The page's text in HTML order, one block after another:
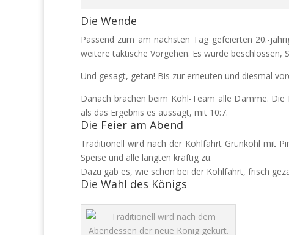
Die Wende
Passend zum am nächsten Tag gefeierten 20.-
weitere taktische Vorgehen. Es wurde beschlossen,
Und gesagt, getan! Bis zur erneuten und diesmal
Danach brachen beim Kohl-Team alle Dämme.
als das Ergebnis es aussagt, mit 10:7.
Die Feier am Abend
Traditionell wird nach der Kohlfahrt Grünkohl mit
Speise und alle langten kräftig zu.
Dazu gab es, wie schon bei der Kohlfahrt, frisch
Die Wahl des Königs